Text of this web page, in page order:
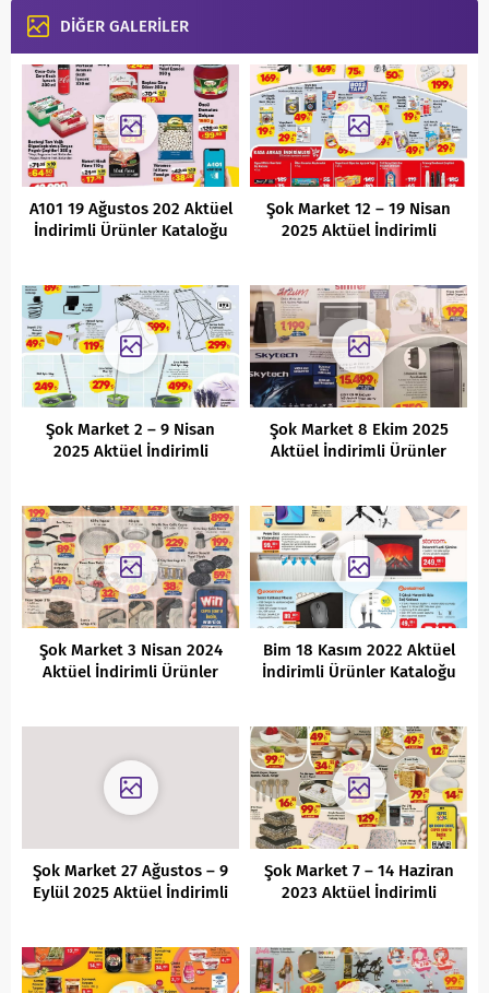
DİĞER GALERİLER
A101 19 Ağustos 202 Aktüel
İndirimli Ürünler Kataloğu
Şok Market 12 – 19 Nisan
2025 Aktüel İndirimli
Şok Market 2 – 9 Nisan
2025 Aktüel İndirimli
Şok Market 8 Ekim 2025
Aktüel İndirimli Ürünler
Şok Market 3 Nisan 2024
Aktüel İndirimli Ürünler
Bim 18 Kasım 2022 Aktüel
İndirimli Ürünler Kataloğu
Şok Market 27 Ağustos – 9
Eylül 2025 Aktüel İndirimli
Şok Market 7 – 14 Haziran
2023 Aktüel İndirimli